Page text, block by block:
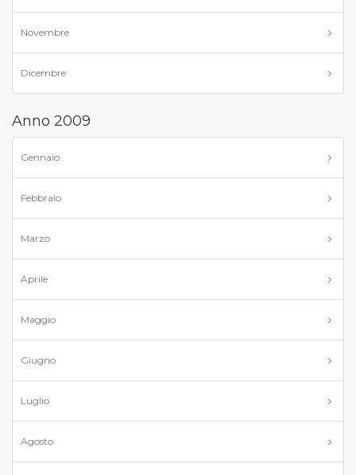
Novembre
Dicembre
Anno 2009
Gennaio
Febbraio
Marzo
Aprile
Maggio
Giugno
Luglio
Agosto